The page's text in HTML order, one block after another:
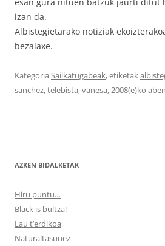
izan da.
Albistegietarako notiziak
bezalaxe.
Kategoria Sailkatugabeak, etiketak
sanchez,telebista,vanesa, 2008(e)ko
AZKEN BIDALKETAK
Hiru puntu…
Black is bultza!
Lau t’erdikoa
Naturaltasunez